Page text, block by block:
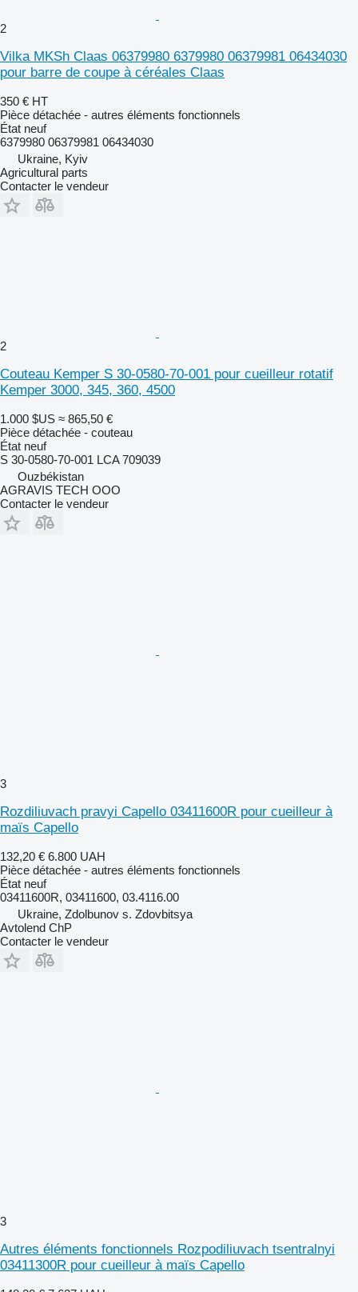
2
Vilka MKSh Claas 06379980 6379980 06379981 06434030
pour barre de coupe à céréales Claas
350 € HT
Pièce détachée - autres éléments fonctionnels
État neuf
6379980 06379981 06434030
Ukraine, Kyiv
Agricultural parts
Contacter le vendeur
2
Couteau Kemper S 30-0580-70-001 pour cueilleur rotatif
Kemper 3000, 345, 360, 4500
1.000 $US ≈ 865,50 €
Pièce détachée - couteau
État neuf
S 30-0580-70-001 LCA 709039
Ouzbékistan
AGRAVIS TECH OOO
Contacter le vendeur
3
Rozdiliuvach pravyi Capello 03411600R pour cueilleur à
maïs Capello
132,20 € 6.800 UAH
Pièce détachée - autres éléments fonctionnels
État neuf
03411600R, 03411600, 03.4116.00
Ukraine, Zdolbunov s. Zdovbitsya
Avtolend ChP
Contacter le vendeur
3
Autres éléments fonctionnels Rozpodiliuvach tsentralnyi
03411300R pour cueilleur à maïs Capello